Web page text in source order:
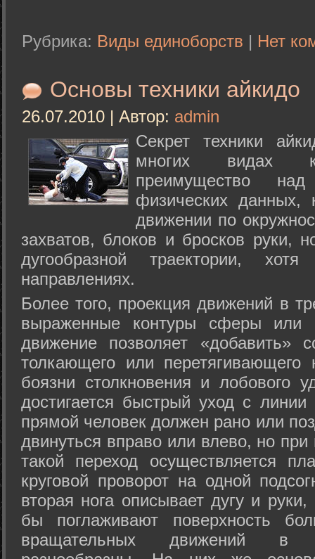
Рубрика: Виды единоборств | Нет
Основы техники айкидо
26.07.2010 | Автор: admin
Секрет техники
многих видах
преимущество
физических данных,
движении по
захватов, блоков и бросков руки,
дугообразной траектории,
направлениях.
Более того, проекция движений в
выраженные контуры сферы или
движение позволяет «добавить»
толкающего или перетягивающего
боязни столкновения и лобового
достигается быстрый уход с
прямой человек должен рано или
двинуться вправо или влево, но
такой переход осуществляется
круговой проворот на одной
вторая нога описывает дугу и
бы поглаживают поверхность
вращательных движений в